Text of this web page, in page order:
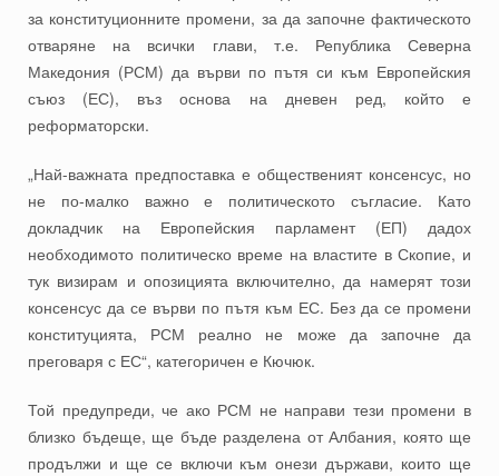
за конституционните промени, за да започне фактическото
отваряне на всички глави, т.е. Република Северна
Македония (РСМ) да върви по пътя си към Европейския
съюз (ЕС), въз основа на дневен ред, който е
реформаторски.
„Най-важната предпоставка е общественият консенсус, но
не по-малко важно е политическото съгласие. Като
докладчик на Европейския парламент (ЕП) дадох
необходимото политическо време на властите в Скопие, и
тук визирам и опозицията включително, да намерят този
консенсус да се върви по пътя към ЕС. Без да се промени
конституцията, РСМ реално не може да започне да
преговаря с ЕС“, категоричен е Кючюк.
Той предупреди, че ако РСМ не направи тези промени в
близко бъдеще, ще бъде разделена от Албания, която ще
продължи и ще се включи към онези държави, които ще